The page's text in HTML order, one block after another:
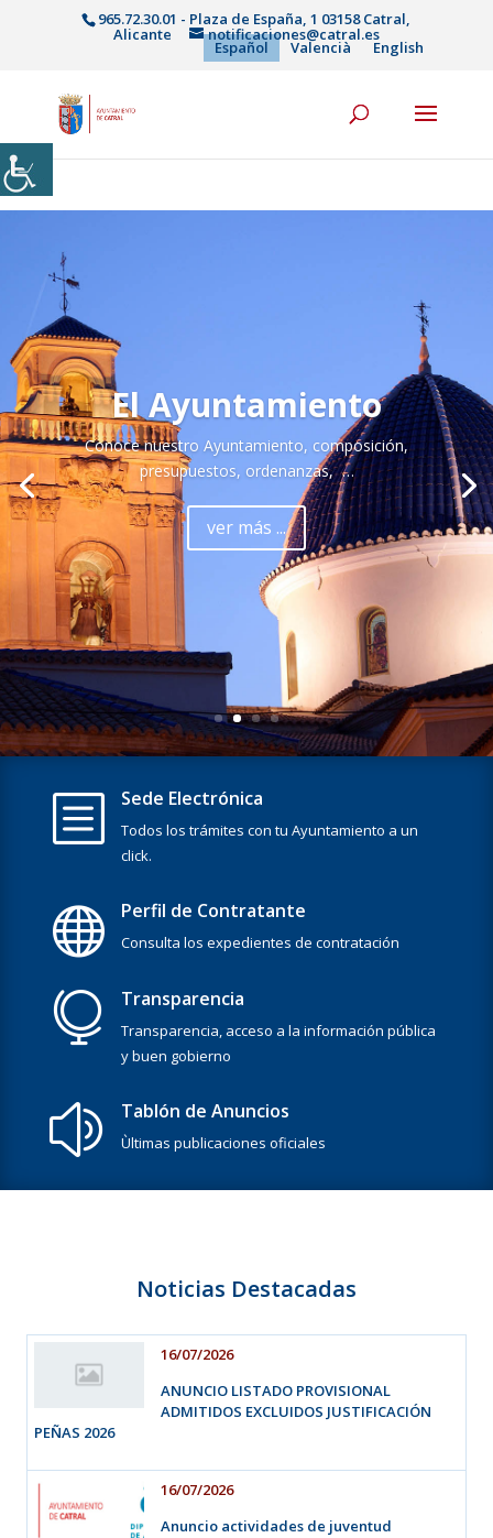
965.72.30.01 - Plaza de España, 1 03158 Catral,
Alicante notificaciones@catral.es
Español Valencià English
pueblo a pueblo
«Puerta de la Vega Baja»
, así se define Catral.
Es el primer pueblo que encontramos por el
interior si nos adentramos en la comarca. Con una
economía tradicionalmente agrícola Catral ha ido
evolucionando hasta convertirse en municipio
turístico. Entre azarbes y acequias decenas de
caminos discurren entre huertos aportando calma
y sosiego.
Ver video
b Sede Electrónica
Todos los trámites con tu Ayuntamiento a un
click.
 Perfil de Contratante
Consulta los expedientes de contratación
 Transparencia
Transparencia, acceso a la información pública
y buen gobierno
z Tablón de Anuncios
Ùltimas publicaciones oficiales
Noticias Destacadas
16/07/2026
ANUNCIO LISTADO PROVISIONAL
ADMITIDOS EXCLUIDOS JUSTIFICACIÓN
PEÑAS 2026
16/07/2026
Anuncio actividades de juventud